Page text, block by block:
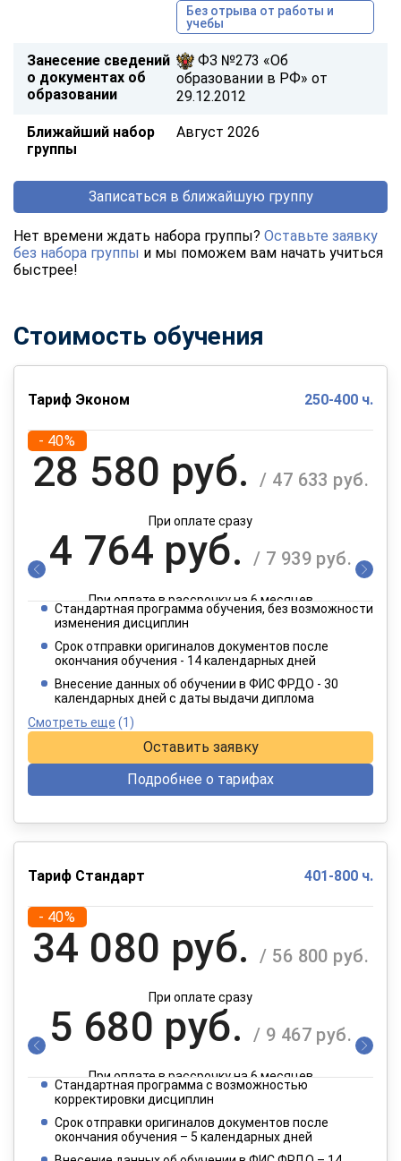
Без отрыва от работы и
учебы
Занесение сведений
о документах об
образовании
ФЗ №273 «Об
образовании в РФ» от
29.12.2012
Ближайший набор
группы
Август 2026
Записаться в ближайшую группу
Нет времени ждать набора группы? Оставьте заявку
без набора группы и мы поможем вам начать учиться
быстрее!
Стоимость обучения
Тариф Эконом 250-400 ч.
- 40%
28 580 руб. / 47 633 руб.
При оплате сразу
4 764 руб. / 7 939 руб.
При оплате в рассрочку на 6 месяцев
2 382 руб.
При оплате в рассрочку на 12 месяцев
Стандартная программа обучения, без возможности
изменения дисциплин
Срок отправки оригиналов документов после
окончания обучения - 14 календарных дней
Внесение данных об обучении в ФИС ФРДО - 30
календарных дней с даты выдачи диплома
Смотреть еще (1)
Оставить заявку
Подробнее о тарифах
Тариф Стандарт 401-800 ч.
- 40%
34 080 руб. / 56 800 руб.
При оплате сразу
5 680 руб. / 9 467 руб.
При оплате в рассрочку на 6 месяцев
2 840 руб.
При оплате в рассрочку на 12 месяцев
Стандартная программа с возможностью
корректировки дисциплин
Срок отправки оригиналов документов после
окончания обучения – 5 календарных дней